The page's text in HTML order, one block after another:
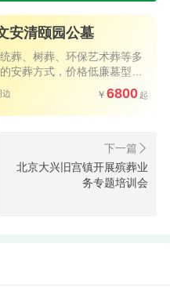
念，细致的服务也收
安清颐园公墓
葬、树葬、环保艺术葬等多
安葬方式，价格低廉墓型品
边 6800
北京大兴旧宫镇开展殡葬业
务专题培训会